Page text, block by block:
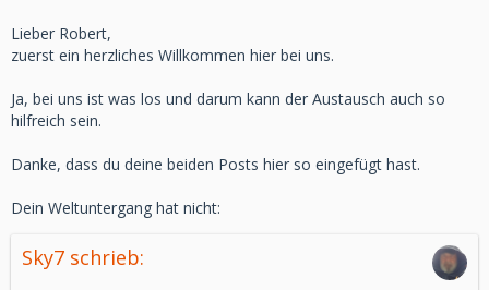
Lieber Robert,
zuerst ein herzliches Willkommen hier bei uns.
Ja, bei uns ist was los und darum kann der Austausch auch so
hilfreich sein.
Danke, dass du deine beiden Posts hier so eingefügt hast.
Dein Weltuntergang hat nicht:
Sky7 schrieb: